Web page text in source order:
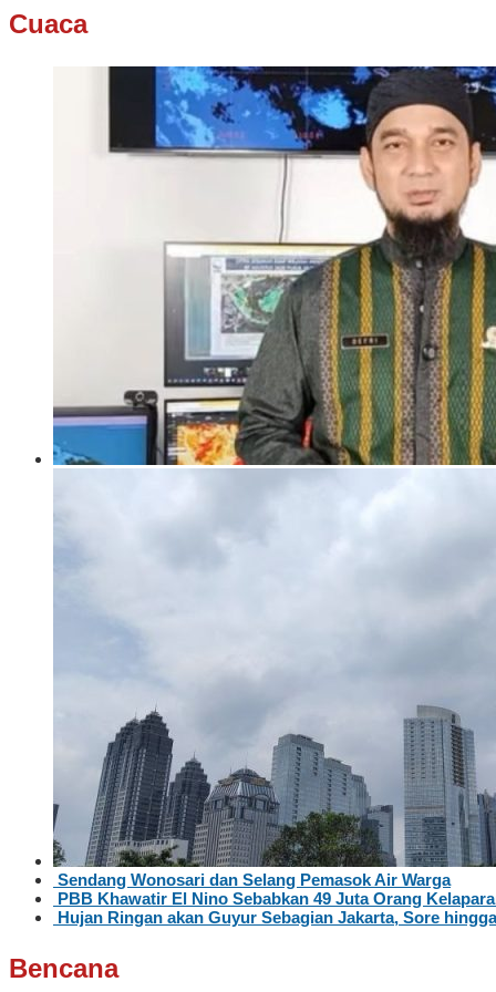
Cuaca
Sendang Wonosari dan Selang Pemasok Air Warga
PBB Khawatir El Nino Sebabkan 49 Juta Orang
Hujan Ringan akan Guyur Sebagian Jakarta, Sore
Bencana